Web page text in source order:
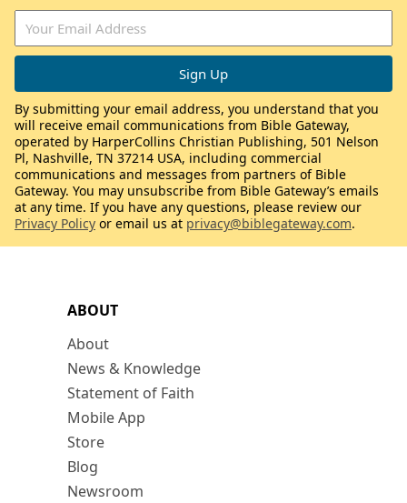
ABOUT
About
News & Knowledge
Statement of Faith
Mobile App
Store
Blog
Newsroom
By submitting your email address, you understand that you
will receive email communications from Bible Gateway,
operated by HarperCollins Christian Publishing, 501 Nelson
Pl, Nashville, TN 37214 USA, including commercial
communications and messages from partners of Bible
Gateway. You may unsubscribe from Bible Gateway’s emails
at any time. If you have any questions, please review our
Privacy Policy or email us at privacy@biblegateway.com.